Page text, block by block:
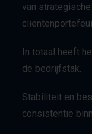
van
In totaal heeft
de bedrijfstak.
Stabiliteit en
consistentie